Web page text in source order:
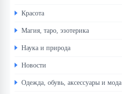
Красота
Магия, таро, эзотерика
Наука и природа
Новости
Одежда, обувь, аксессуары и мода